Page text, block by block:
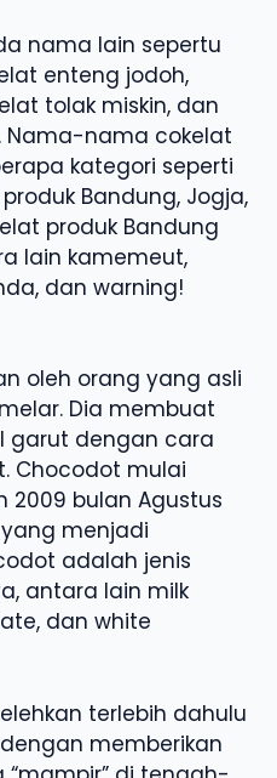
nama lain sepertu
enteng jodoh,
tolak miskin, dan
Nama-nama cokelat
kategori seperti
Bandung, Jogja,
produk Bandung
lain kamemeut,
dan warning!
oleh orang yang asli
Dia membuat
garut dengan cara
Chocodot mulai
2009 bulan Agustus
menjadi
adalah jenis
antara lain milk
dan white
terlebih dahulu
memberikan